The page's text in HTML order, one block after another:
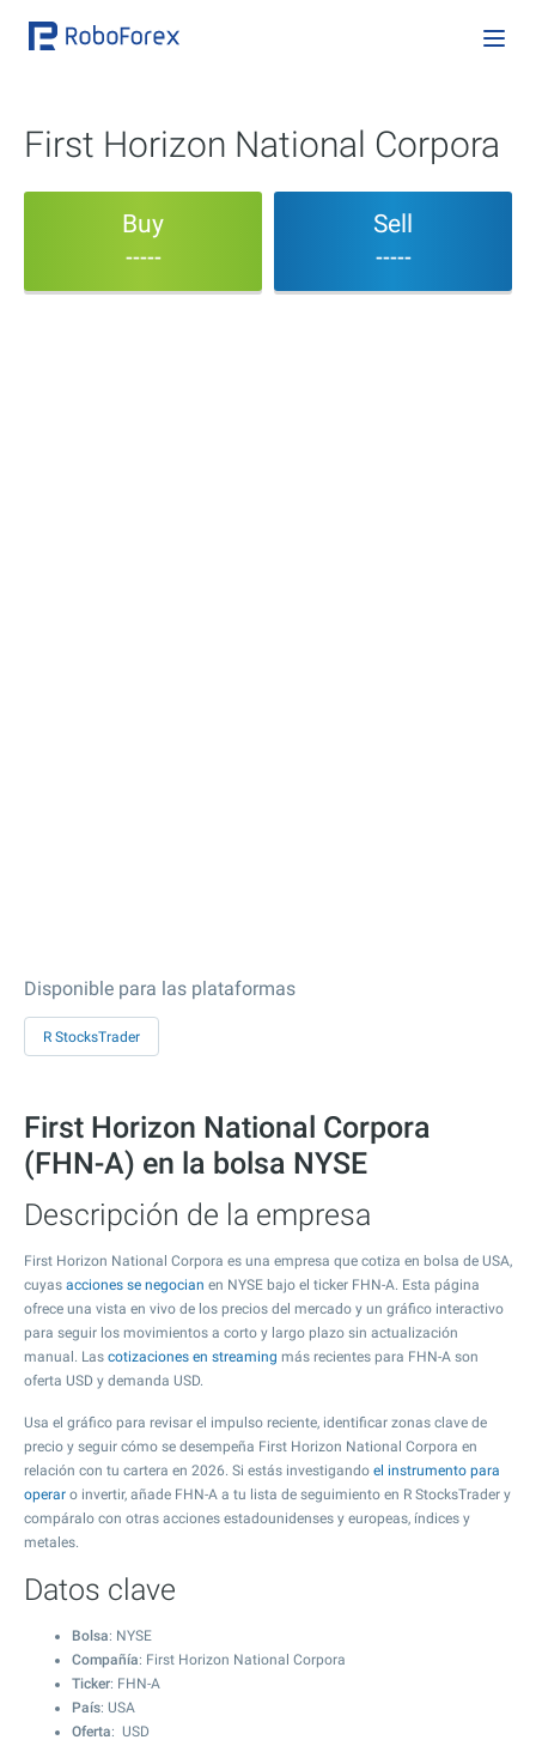
First Horizon National Corpora
Buy
-----
Sell
-----
Disponible para las plataformas
R StocksTrader
First Horizon National Corpora
(FHN-A) en la bolsa NYSE
Descripción de la empresa
First Horizon National Corpora es una empresa que cotiza en bolsa de USA,
cuyas acciones se negocian en NYSE bajo el ticker FHN-A. Esta página
ofrece una vista en vivo de los precios del mercado y un gráfico interactivo
para seguir los movimientos a corto y largo plazo sin actualización
manual. Las cotizaciones en streaming más recientes para FHN-A son
oferta USD y demanda USD.
Usa el gráfico para revisar el impulso reciente, identificar zonas clave de
precio y seguir cómo se desempeña First Horizon National Corpora en
relación con tu cartera en 2026. Si estás investigando el instrumento para
operar o invertir, añade FHN-A a tu lista de seguimiento en R StocksTrader y
compáralo con otras acciones estadounidenses y europeas, índices y
metales.
Datos clave
Bolsa: NYSE
Compañía: First Horizon National Corpora
Ticker: FHN-A
País: USA
Oferta: USD